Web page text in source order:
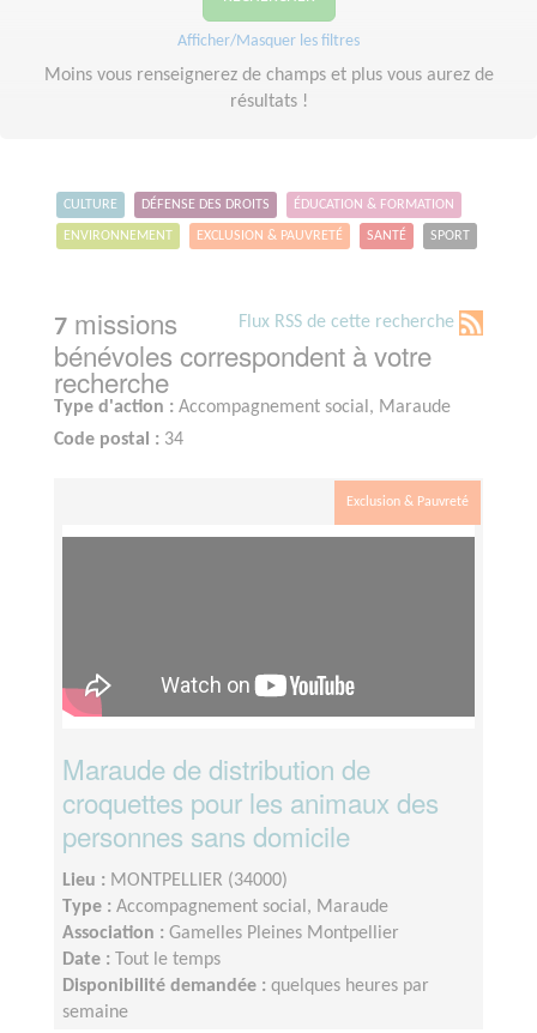
Afficher/Masquer les filtres
Moins vous renseignerez de champs et plus vous aurez de
résultats !
CULTURE DÉFENSE DES DROITS ÉDUCATION & FORMATION
ENVIRONNEMENT EXCLUSION & PAUVRETÉ SANTÉ SPORT
Flux RSS de cette recherche
7 missions
bénévoles correspondent à votre
recherche
Type d'action : Accompagnement social, Maraude
Code postal : 34
Exclusion & Pauvreté
Maraude de distribution de
croquettes pour les animaux des
personnes sans domicile
Lieu : MONTPELLIER (34000)
Type : Accompagnement social, Maraude
Association : Gamelles Pleines Montpellier
Date :
Tout le temps
Disponibilité demandée : quelques heures par
semaine